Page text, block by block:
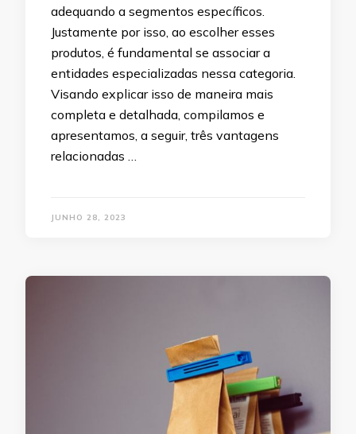
adequando a segmentos específicos.
Justamente por isso, ao escolher esses
produtos, é fundamental se associar a
entidades especializadas nessa categoria.
Visando explicar isso de maneira mais
completa e detalhada, compilamos e
apresentamos, a seguir, três vantagens
relacionadas …
JUNHO 28, 2023